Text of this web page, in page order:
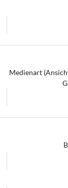
Medienart